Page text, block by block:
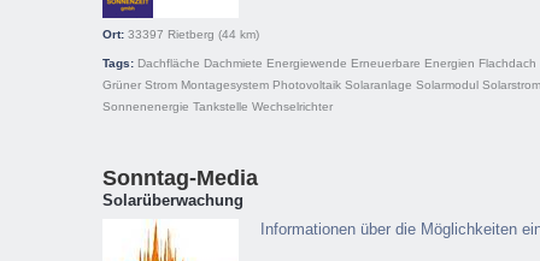
Ort: 33397 Rietberg (44 km)
Tags: Dachfläche Dachmiete Energiewende Erneuerbare Energien Flachdach
Grüner Strom Montagesystem Photovoltaik Solaranlage Solarmodul Solarstrom
Sonnenenergie Tankstelle Wechselrichter
Sonntag-Media
Solarüberwachung
Informationen über die Möglichkeiten